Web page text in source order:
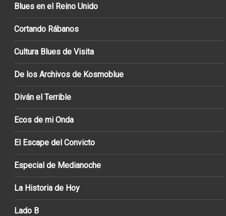
Blues en el Reino Unido
Cortando Rábanos
Cultura Blues de Visita
De los Archivos de Kosmoblue
Diván el Terrible
Ecos de mi Onda
El Escape del Convicto
Especial de Medianoche
La Historia de Hoy
Lado B